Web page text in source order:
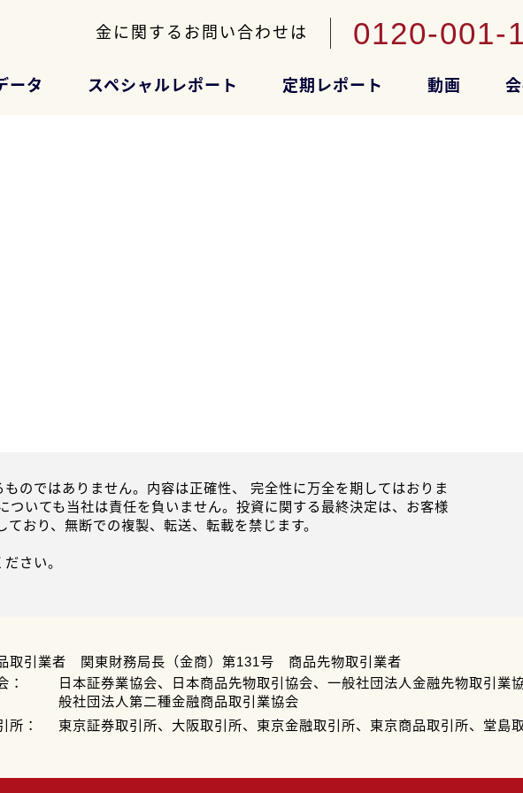
金に関するお問い合わせは 0120-001-
ータ スペシャルレポート 定期レポート 動画
のではありません。内容は正確性、 完全性に万全を期してはおりま
いても当社は責任を負いません。投資に関する最終決定は、お客様
おり、無断での複製、転送、転載を禁じます。
さい。
取引業者 関東財務局長（金商）第131号 商品先物取引業者
：
日本証券業協会、日本商品先物取引協会、一般社団法人金融先物取引業
般社団法人第二種金融商品取引業協会
所：
東京証券取引所、大阪取引所、東京金融取引所、東京商品取引所、堂島